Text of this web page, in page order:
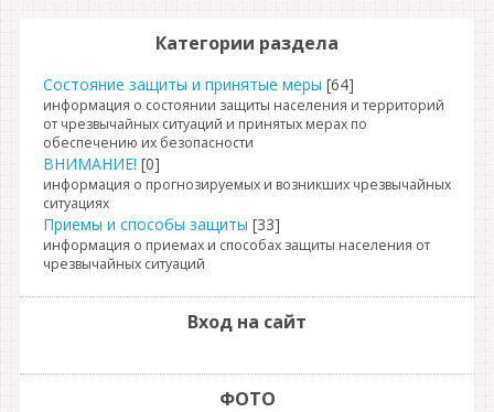
Категории раздела
Состояние защиты и принятые меры [64]
информация о состоянии защиты населения и территорий
от чрезвычайных ситуаций и принятых мерах по
обеспечению их безопасности
ВНИМАНИЕ! [0]
информация о прогнозируемых и возникших чрезвычайных
ситуациях
Приемы и способы защиты [33]
информация о приемах и способах защиты населения от
чрезвычайных ситуаций
Вход на сайт
ФОТО